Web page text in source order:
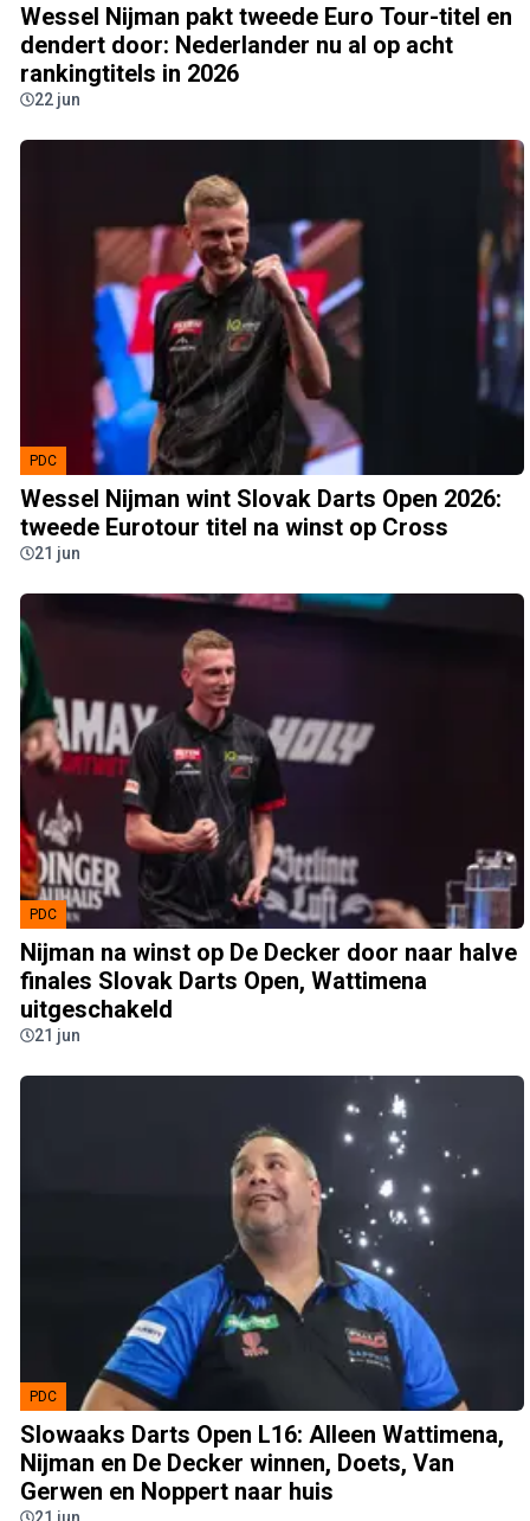
Wessel Nijman pakt tweede Euro Tour-titel en
dendert door: Nederlander nu al op acht
rankingtitels in 2026
22 jun
PDC
Wessel Nijman wint Slovak Darts Open 2026:
tweede Eurotour titel na winst op Cross
21 jun
PDC
Nijman na winst op De Decker door naar halve
finales Slovak Darts Open, Wattimena
uitgeschakeld
21 jun
PDC
Slowaaks Darts Open L16: Alleen Wattimena,
Nijman en De Decker winnen, Doets, Van
Gerwen en Noppert naar huis
21 jun